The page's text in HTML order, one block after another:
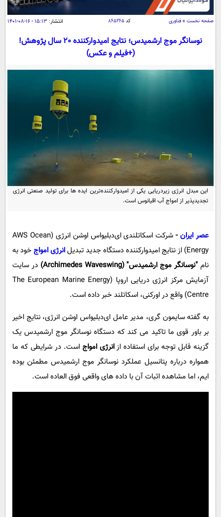
اقتصاد
اقتصادی
خودرو
جامعه
اجتماعی
حوادث
سفر و تفریح
ورزشی
بین الملل
علمی
اخبار کریپتو
گوناگون
مجله تصویری سلاح
فیلم
ورزش
فناوری
گوناگون
حوادث
محیط زیست
سلامت
فرهنگی
اجتماعی
حیات وحش
خواندنی ها و دیدنی ها
آشپزی
دانلود
آموزش زبان
صفحه نخست » فناوری کد۸۶۵۲۶۵ انتشار: ۱۵:۱۳ - ۱۶-۰۸-۱۴۰۱
نوسانگر موج ارشمیدس؛ نتایج امیدوارکننده 20 سال پژوهش!
(+فیلم و عکس)
این مبدل انرژی زیردریایی یکی از امیدوارکننده‌ترین ایده ها برای تولید صنعتی انرژی
تجدیدپذیر از امواج آب اقیانوس است.
عصر ایران-
شرکت اسکاتلندی ای‌دبلیو‌اس اوشن انرژی (AWS Ocean
Energy) از نتایج امیدوارکننده دستگاه جدید تبدیل
انرژی امواجخود به
نام "نوسانگر موج ارشمیدس" (Archimedes Waveswing)
در سایت
آزمایش مرکز انرژی دریایی اروپا (The European Marine Energy
Centre) واقع در اورکنی، اسکاتلند خبر داده است.
به گفته سایمون گری، مدیر عامل ای‌دبلیو‌اس اوشن انرژی، نتایج اخیر
بر باور قوی ما تاکید می کند که دستگاه نوسانگر موج ارشمیدس یک
گزینه قابل توجه برای استفاده ازانرژی امواج است. در شرایطی که ما
همواره درباره پتانسیل عملکرد نوسانگر موج ارشمیدس مطمئن بوده
ایم، اما مشاهده اثبات آن با داده های واقعی فوق العاده است.